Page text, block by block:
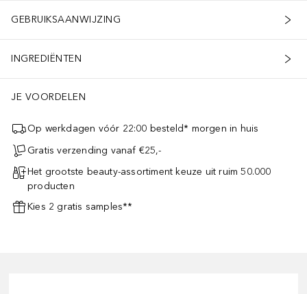
GEBRUIKSAANWIJZING
INGREDIËNTEN
JE VOORDELEN
Op werkdagen vóór 22:00 besteld* morgen in huis
Gratis verzending vanaf €25,-
Het grootste beauty-assortiment keuze uit ruim 50.000
producten
Kies 2 gratis samples**